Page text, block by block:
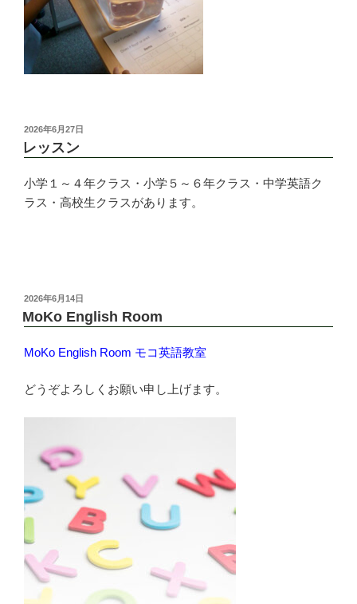
投
稿
日:
2026年6月27日
レッスン
小学１～４年クラス・小学５～６年クラス・中学英語ク
ラス・高校生クラスがあります。
投
稿
日:
2026年6月14日
MoKo English Room
MoKo English Room モコ英語教室
どうぞよろしくお願い申し上げます。